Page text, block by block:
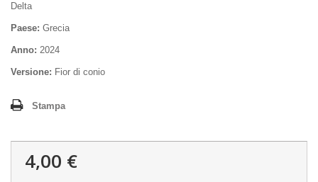
Delta
Paese: Grecia
Anno: 2024
Versione: Fior di conio
Stampa
4,00 €